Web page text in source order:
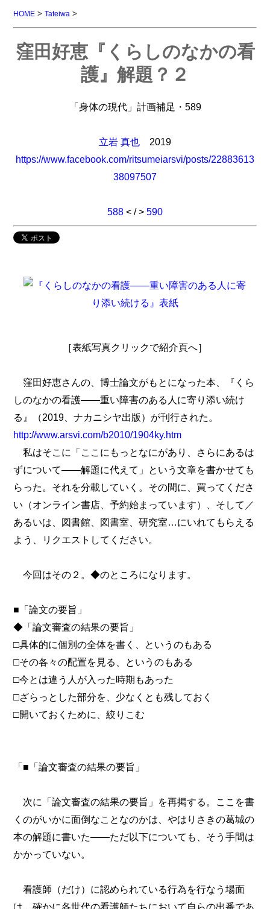
HOME >Tateiwa >
窪田好恵『くらしのなかの看
護』解題？２
「身体の現代」計画補足・589
立岩 真也 2019
https://www.facebook.com/ritsumeiarsvi/posts/22883613
38097507
588 < / > 590
［表紙写真クリックで紹介頁へ］
窪田好恵さんの、博士論文がもとになった本、『くら
しのなかの看護――重い障害のある人に寄り添い続け
る』（2019、ナカニシヤ出版）が刊行された。
http://www.arsvi.com/b2010/1904ky.htm
私はそこに「ここにもっとなにがあり、さらにあるは
ずについて――解題に代えて」という文章を書かせても
らった。それを分載していく。その間に、買ってくださ
い（オンライン書店、予約始まっています）、そして／
あるいは、図書館、図書室、研究室…にいれてもらえる
よう、リクエストしてください。
今回はその２。◆のところになります。
■「論文の要旨」
◆「論文審査の結果の要旨」
□具体的に個別の全体を書く、というのもある
□その各々の配置を見る、というのもある
□今とは違う人が入った時期もあった
□ざらっとした部分を、少なくとも残しておく
□開いておくために、絞りこむ
「■「論文審査の結果の要旨」
次に「論文審査の結果の要旨」を再掲する。ここを書
くのがいかに面倒なことなのかは、やはりさきの葛城の
本の解題に書いた――ただ以下についても、そう手間は
かかっていない。
看護師（だけ）に認められている行為を行なう場面
は、確かに各世代の看護師たちにおいて自らの出番であ